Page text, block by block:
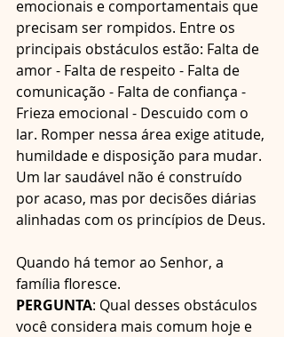
emocionais e comportamentais que
precisam ser rompidos. Entre os
principais obstáculos estão: Falta de
amor - Falta de respeito - Falta de
comunicação - Falta de confiança -
Frieza emocional - Descuido com o
lar. Romper nessa área exige atitude,
humildade e disposição para mudar.
Um lar saudável não é construído
por acaso, mas por decisões diárias
alinhadas com os princípios de Deus.
Quando há temor ao Senhor, a
família floresce.
PERGUNTA: Qual desses obstáculos
você considera mais comum hoje e